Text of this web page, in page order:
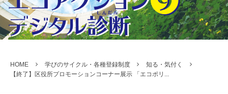
HOME 学びのサイクル・各種登録制度
知る・気付く
【終了】区役所プロモーションコーナー展示 「エコポリ...